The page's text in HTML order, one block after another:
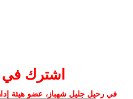
اشترك في
في رحيل جليل شهباز، عضو هيئة